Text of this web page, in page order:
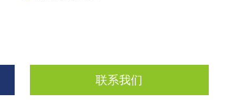
联系我们